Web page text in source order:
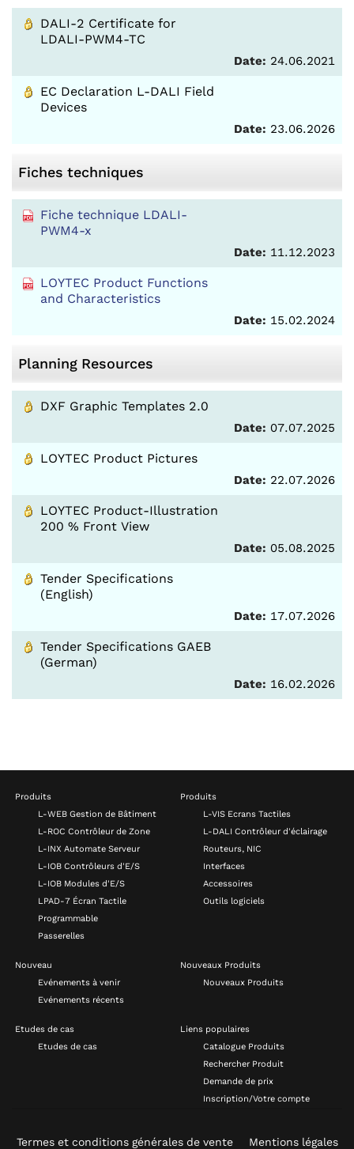
DALI-2 Certificate for
LDALI-PWM4-TC
Date: 24.06.2021
EC Declaration L-DALI Field
Devices
Date: 23.06.2026
Fiches techniques
Fiche technique LDALI-
PWM4-x
Date: 11.12.2023
LOYTEC Product Functions
and Characteristics
Date: 15.02.2024
Planning Resources
DXF Graphic Templates 2.0
Date: 07.07.2025
LOYTEC Product Pictures
Date: 22.07.2026
LOYTEC Product-Illustration
200 % Front View
Date: 05.08.2025
Tender Specifications
(English)
Date: 17.07.2026
Tender Specifications GAEB
(German)
Date: 16.02.2026
Produits
L-WEB Gestion de Bâtiment
L-ROC Contrôleur de Zone
L-INX Automate Serveur
L-IOB Contrôleurs d'E/S
L-IOB Modules d'E/S
LPAD-7 Écran Tactile
Programmable
Passerelles
Produits
L-VIS Ecrans Tactiles
L-DALI Contrôleur d'éclairage
Routeurs, NIC
Interfaces
Accessoires
Outils logiciels
Nouveau
Evénements à venir
Evénements récents
Nouveaux Produits
Nouveaux Produits
Etudes de cas
Etudes de cas
Liens populaires
Catalogue Produits
Rechercher Produit
Demande de prix
Inscription/Votre compte
Termes et conditions générales de vente Mentions légales